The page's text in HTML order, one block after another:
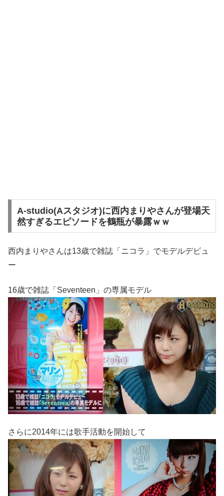
A-studio(Aスタジオ)に西内まりやさんが登場天
然すぎるエピソードを鶴瓶が暴露ｗｗ
西内まりやさんは13歳で雑誌「ニコラ」でモデルデビュ
ー
16歳で雑誌「Seventeen」の専属モデル
さらに2014年には歌手活動を開始して